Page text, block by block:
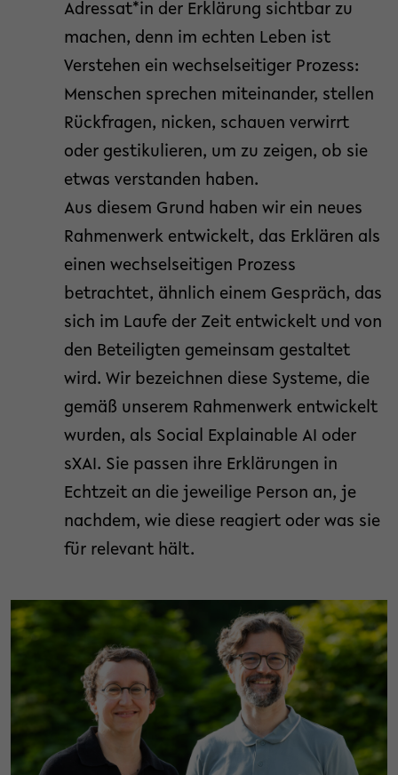
Adressat*in der Erklärung sichtbar zu
machen, denn im echten Leben ist
Verstehen ein wechselseitiger Prozess:
Menschen sprechen miteinander, stellen
Rückfragen, nicken, schauen verwirrt
oder gestikulieren, um zu zeigen, ob sie
etwas verstanden haben.
Aus diesem Grund haben wir ein neues
Rahmenwerk entwickelt, das Erklären als
einen wechselseitigen Prozess
betrachtet, ähnlich einem Gespräch, das
sich im Laufe der Zeit entwickelt und von
den Beteiligten gemeinsam gestaltet
wird. Wir bezeichnen diese Systeme, die
gemäß unserem Rahmenwerk entwickelt
wurden, als Social Explainable AI oder
sXAI. Sie passen ihre Erklärungen in
Echtzeit an die jeweilige Person an, je
nachdem, wie diese reagiert oder was sie
für relevant hält.